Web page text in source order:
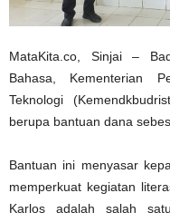
MataKita.co, Sinjai –
Bahasa, Kementerian
Teknologi
berupa bantuan dana
Bantuan ini menyasar
memperkuat kegiatan
Karlos adalah salah